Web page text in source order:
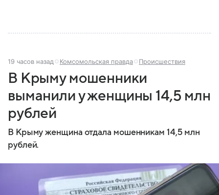
19 часов назад Комсомольская правда Происшествия
В Крыму мошенники
выманили у женщины 14,5 млн
рублей
В Крыму женщина отдала мошенникам 14,5 млн
рублей.